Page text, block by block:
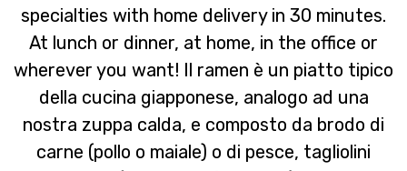
specialties with home delivery in 30 minutes.
At lunch or dinner, at home, in the office or
wherever you want! Il ramen è un piatto tipico
della cucina giapponese, analogo ad una
nostra zuppa calda, e composto da brodo di
carne (pollo o maiale) o di pesce, tagliolini